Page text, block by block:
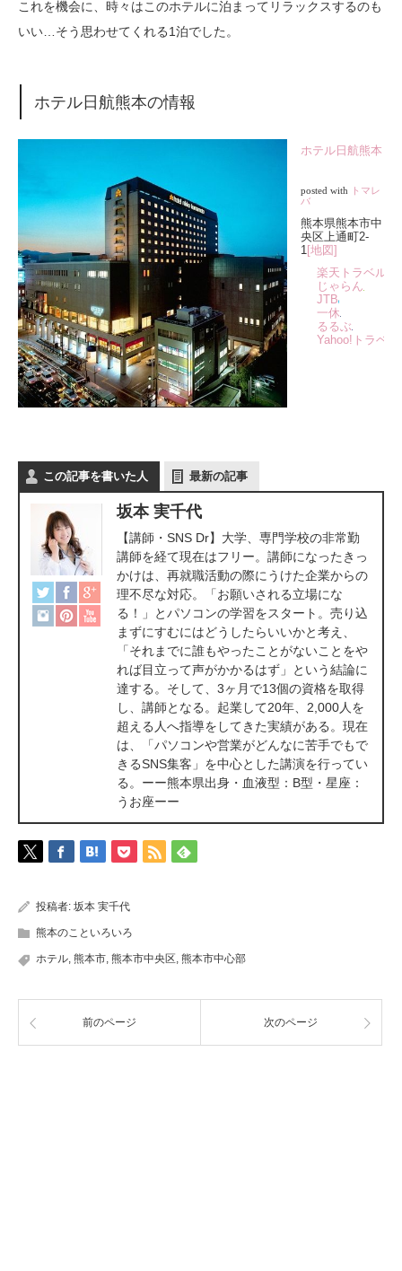
これを機会に、時々はこのホテルに泊まってリラックスするのも
いい…そう思わせてくれる1泊でした。
ホテル日航熊本の情報
ホテル日航熊本
posted with
トマレ
バ
熊本県熊本市中
央区上通町2-
1 [地図]
楽天トラベル
じゃらん
JTB
一休
るるぶ
Yahoo!トラベル
この記事を書いた人 最新の記事
坂本 実千代
【講師・SNS Dr】大学、専門学校の非常勤
講師を経て現在はフリー。講師になったきっ
かけは、再就職活動の際にうけた企業からの
理不尽な対応。「お願いされる立場にな
る！」とパソコンの学習をスタート。売り込
まずにすむにはどうしたらいいかと考え、
「それまでに誰もやったことがないことをや
れば目立って声がかかるはず」という結論に
達する。そして、3ヶ月で13個の資格を取得
し、講師となる。起業して20年、2,000人を
超える人へ指導をしてきた実績がある。現在
は、「パソコンや営業がどんなに苦手でもで
きるSNS集客」を中心とした講演を行ってい
る。ーー熊本県出身・血液型：B型・星座：
うお座ーー
投稿者: 坂本 実千代
熊本のこといろいろ
ホテル, 熊本市, 熊本市中央区, 熊本市中心部
前のページ 次のページ